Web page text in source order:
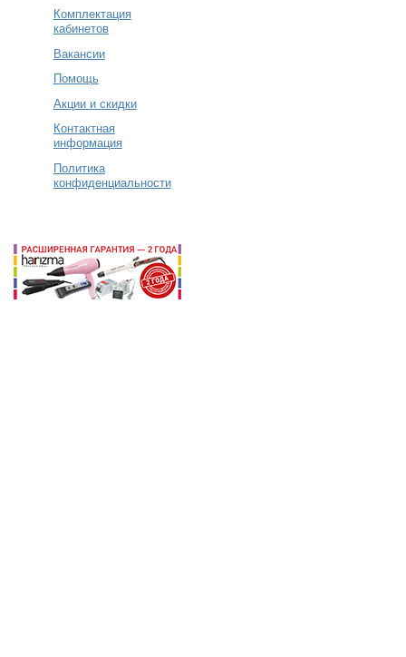
Комплектация
кабинетов
Вакансии
Помощь
Акции и скидки
Контактная
информация
Политика
конфиденциальности